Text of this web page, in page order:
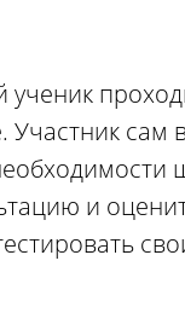
Участник
и